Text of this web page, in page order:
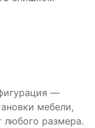
—
мебели,
любого размера.